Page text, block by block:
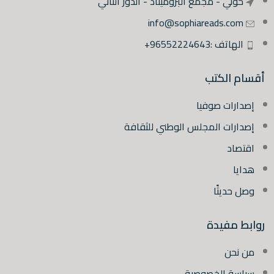
info@sophiareads.com
الهاتف :96552224643+
أقسام الكتب
إصدارات صوفيا
إصدارات المجلس الوطني للثقافة
اقتصاد
هدايا
وصل حديثًا
روابط مفيدة
من نحن